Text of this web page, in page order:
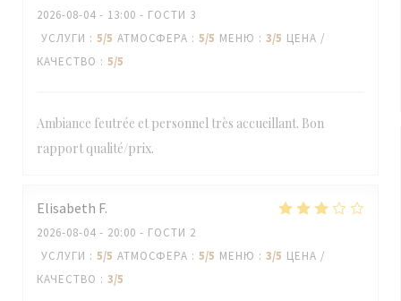
2026-08-04 - 13:00 - ГОСТИ 3
УСЛУГИ : 5/5 АТМОСФЕРА : 5/5 МЕНЮ : 3/5 ЦЕНА /
КАЧЕСТВО : 5/5
Ambiance feutrée et personnel très accueillant. Bon
rapport qualité/prix.
Elisabeth F
2026-08-04 - 20:00 - ГОСТИ 2
УСЛУГИ : 5/5 АТМОСФЕРА : 5/5 МЕНЮ : 3/5 ЦЕНА /
КАЧЕСТВО : 3/5